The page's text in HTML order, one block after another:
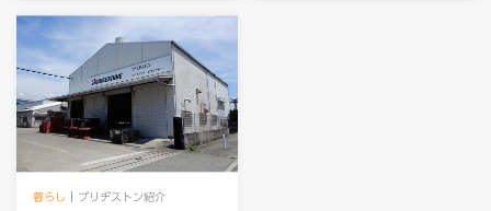
暮らし
ブリヂストン紹介